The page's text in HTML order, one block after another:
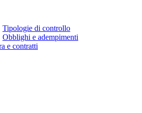
Tipologie di controllo
Obblighi e adempimenti
e contratti